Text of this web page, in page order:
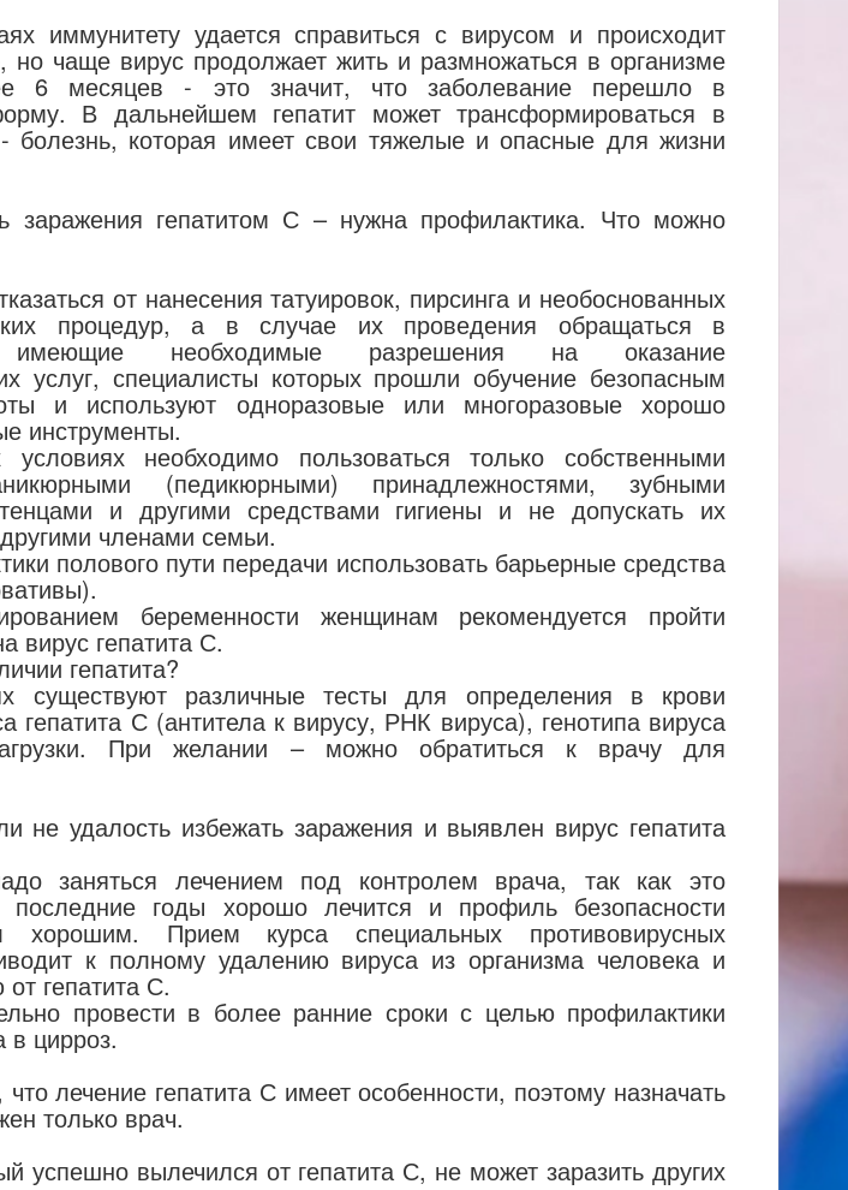
иммунитету удается справиться с вирусом и происходит
но чаще вирус продолжает жить и размножаться в организме
6 месяцев - это значит, что заболевание перешло в
В дальнейшем гепатит может трансформироваться в
болезнь, которая имеет свои тяжелые и опасные для жизни
заражения гепатитом С – нужна профилактика. Что можно
от нанесения татуировок, пирсинга и необоснованных
процедур, а в случае их проведения обращаться в
имеющие необходимые разрешения на оказание
услуг, специалисты которых прошли обучение безопасным
и используют одноразовые или многоразовые хорошо
инструменты.
необходимо пользоваться только собственными
(педикюрными) принадлежностями, зубными
и другими средствами гигиены и не допускать их
членами семьи.
полового пути передачи использовать барьерные средства
беременности женщинам рекомендуется пройти
вирус гепатита С.
гепатита?
существуют различные тесты для определения в крови
гепатита С (антитела к вирусу, РНК вируса), генотипа вируса
При желании – можно обратиться к врачу для
не удалость избежать заражения и выявлен вирус гепатита
заняться лечением под контролем врача, так как это
последние годы хорошо лечится и профиль безопасности
хорошим. Прием курса специальных противовирусных
к полному удалению вируса из организма человека и
гепатита С.
провести в более ранние сроки с целью профилактики
в цирроз.
лечение гепатита С имеет особенности, поэтому назначать
только врач.
успешно вылечился от гепатита С, не может заразить других